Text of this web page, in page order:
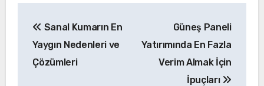
gezinmesi
Sanal Kumarın En
Yaygın Nedenleri ve
Çözümleri
Güneş Paneli
Yatırımında En Fazla
Verim Almak İçin
İpuçları